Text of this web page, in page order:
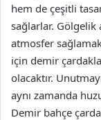
hem de çeşitli
sağlarlar.
atmosfer
için demir
olacaktır.
aynı zamanda
Demir bahçe